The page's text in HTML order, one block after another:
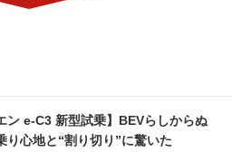
ン e-C3 新型試乗】BEVらしからぬ
り心地と“割り切り”に驚いた